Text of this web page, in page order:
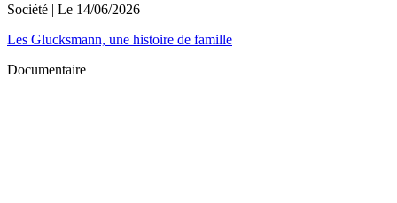
Société | Le 14/06/2026
Les Glucksmann, une histoire de famille
Documentaire